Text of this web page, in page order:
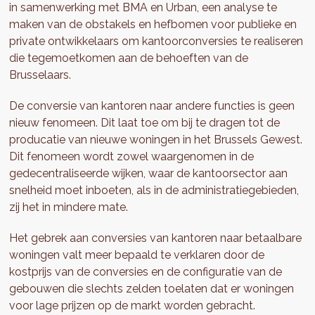
in samenwerking met BMA en Urban, een analyse te
maken van de obstakels en hefbomen voor publieke en
private ontwikkelaars om kantoorconversies te realiseren
die tegemoetkomen aan de behoeften van de
Brusselaars.
De conversie van kantoren naar andere functies is geen
nieuw fenomeen. Dit laat toe om bij te dragen tot de
producatie van nieuwe woningen in het Brussels Gewest.
Dit fenomeen wordt zowel waargenomen in de
gedecentraliseerde wijken, waar de kantoorsector aan
snelheid moet inboeten, als in de administratiegebieden,
zij het in mindere mate.
Het gebrek aan conversies van kantoren naar betaalbare
woningen valt meer bepaald te verklaren door de
kostprijs van de conversies en de configuratie van de
gebouwen die slechts zelden toelaten dat er woningen
voor lage prijzen op de markt worden gebracht.